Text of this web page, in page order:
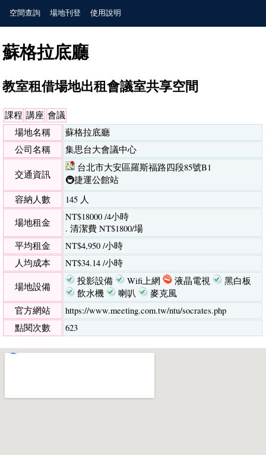
空間查詢 場地刊登 使用說明
蘇格拉底廳
教室租借場地出租會議室共享空間
課程 講座 會議
場地名稱
蘇格拉底廳
公司名稱
集思台大會議中心
交通資訊
台北市大安區羅斯福路四段85號B1
🚇捷運公館站
容納人數
145 人
場地租金
NT$18000 /4小時
. 清潔費 NT$1800/場
平均租金
NT$4,950 /小時
人均成本
NT$34.14 /小時
場地設備
投影設備 Wifi上網 液晶電視
黑白板
飲水機
喇叭
麥克風
官方網站
https://www.meeting.com.tw/ntu/socrates.php
點閱次數
623